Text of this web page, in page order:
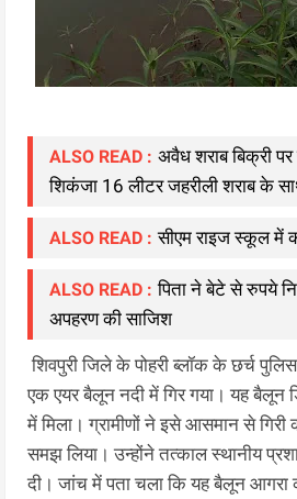
ALSO READ : अवैध शराब बिक्री
शिकंजा 16 लीटर जहरीली शराब के
ALSO READ : सीएम राइज स्कूल में
ALSO READ : पिता ने बेटे से रुपये
अपहरण की साजिश
शिवपुरी जिले के पोहरी ब्लॉक के छर्च
एक एयर बैलून नदी में गिर गया। यह बैलून
में मिला। ग्रामीणों ने इसे आसमान से गिरी
समझ लिया। उन्होंने तत्काल स्थानीय
दी। जांच में पता चला कि यह बैलून